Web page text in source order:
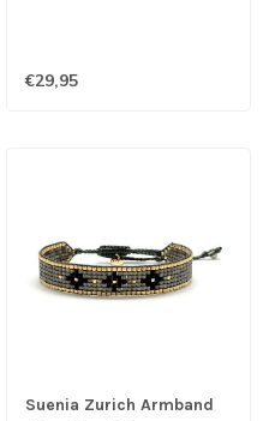
€29,95
Suenia Zurich Armband